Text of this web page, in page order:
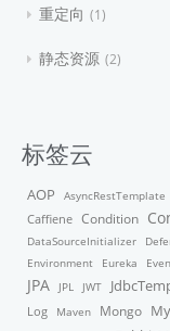
重定向 1
静态资源 2
标签云
AOP AsyncRestTemplate
Caffiene Condition
DataSourceInitializer
Environment
Eureka
JPA JPL JWT
Log Maven Mongo